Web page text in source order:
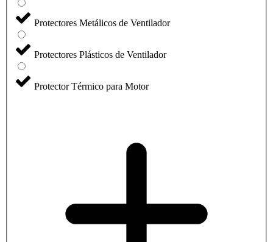
Protectores Metálicos de Ventilador
Protectores Plásticos de Ventilador
Protector Térmico para Motor